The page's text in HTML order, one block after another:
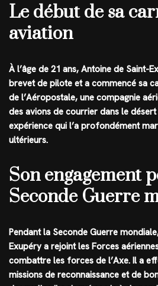
Le début de sa
aviation
À l’âge de 21 ans, Antoine de Saint-
brevet de pilote et a commencé sa
de l’Aéropostale, une compagnie
des avions de courrier dans le désert
expérience qui l’a profondément
ultérieurs.
Son engagement
Seconde Guerre
Pendant la Seconde Guerre
Exupéry a rejoint les Forces
combattre les forces de l’Axe. Il a
missions de reconnaissance et de